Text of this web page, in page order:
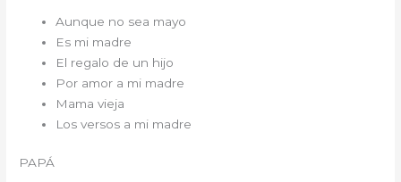
Aunque no sea mayo
Es mi madre
El regalo de un hijo
Por amor a mi madre
Mama vieja
Los versos a mi madre
PAPÁ